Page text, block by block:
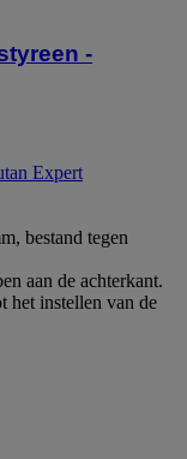
-
Expert
bestand tegen
aan de achterkant.
het instellen van de